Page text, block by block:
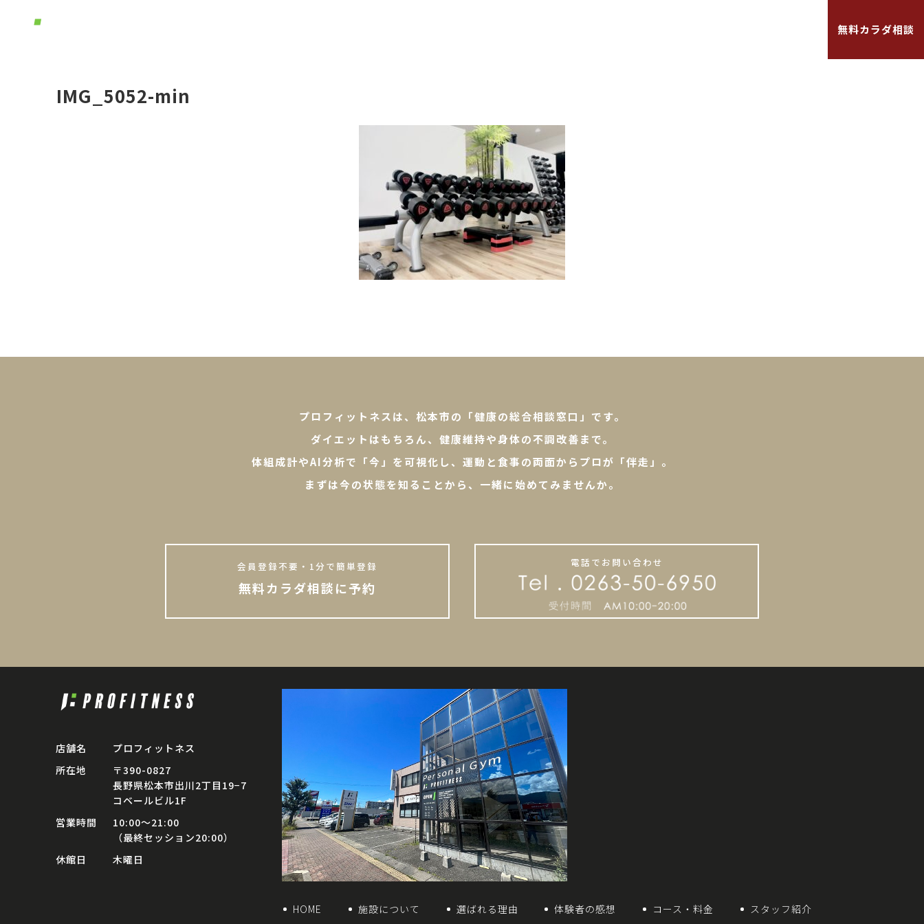
無料カラダ相談
IMG_5052-min
プロフィットネスは、松本市の「健康の総合相談窓口」です。
ダイエットはもちろん、健康維持や身体の不調改善まで。
体組成計やAI分析で「今」を可視化し、運動と食事の両面からプロが「伴走」。
まずは今の状態を知ることから、一緒に始めてみませんか。
会員登録不要・1分で簡単登録
無料カラダ相談に予約
電話でお問い合わせ
店舗名
プロフィットネス
所在地
〒390-0827
長野県松本市出川2丁目19−7
コベールビル1F
営業時間
10:00〜21:00
（最終セッション20:00）
休館日
木曜日
HOME 施設について 選ばれる理由 体験者の感想 コース・料金
スタッフ紹介